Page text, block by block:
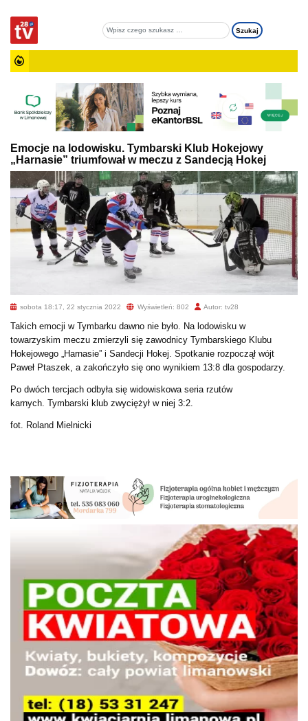
Emocje na lodowisku. Tymbarski Klub Hokejowy
„Harnasie” triumfował w meczu z Sandecją Hokej
sobota 18:17, 22 stycznia 2022 Wyświetleń: 802 Autor: tv28
Takich emocji w Tymbarku dawno nie było. Na lodowisku w
towarzyskim meczu zmierzyli się zawodnicy Tymbarskiego Klubu
Hokejowego „Harnasie” i Sandecji Hokej. Spotkanie rozpoczął wójt
Paweł Ptaszek, a zakończyło się ono wynikiem 13:8 dla gospodarzy.
Po dwóch tercjach odbyła się widowiskowa seria rzutów
karnych. Tymbarski klub zwyciężył w niej 3:2.
fot. Roland Mielnicki